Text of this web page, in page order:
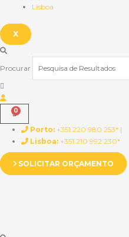
Lisboa
X
Procurar
Porto: +351 220 980 253* |
Lisboa: +351 210 992 230*
SOLICITAR ORÇAMENTO